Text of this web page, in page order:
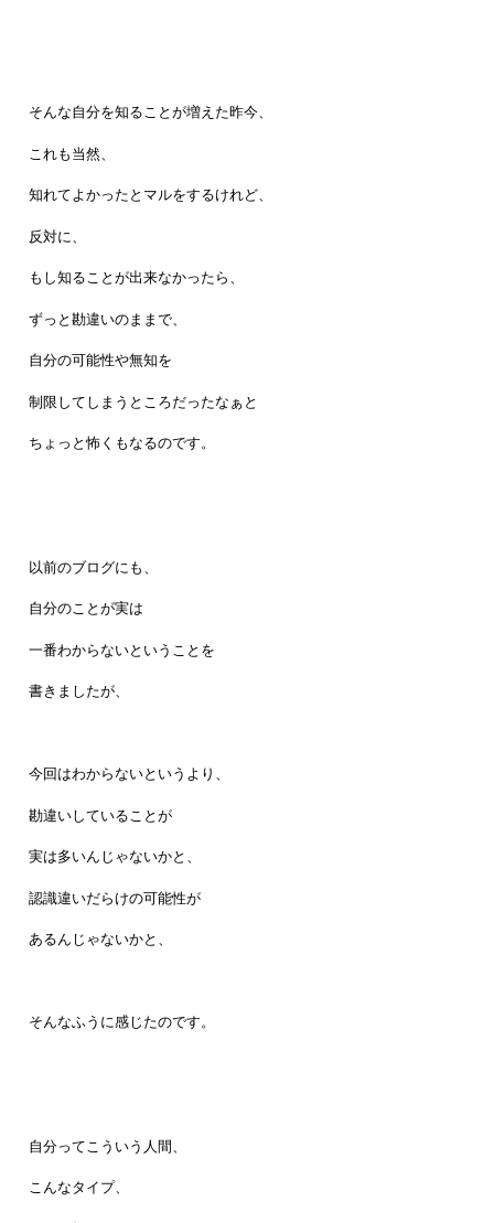
そんな自分を知ることが増えた昨今、
これも当然、
知れてよかったとマルをするけれど、
反対に、
もし知ることが出来なかったら、
ずっと勘違いのままで、
自分の可能性や無知を
制限してしまうところだったなぁと
ちょっと怖くもなるのです。
以前のブログにも、
自分のことが実は
一番わからないということを
書きましたが、
今回はわからないというより、
勘違いしていることが
実は多いんじゃないかと、
認識違いだらけの可能性が
あるんじゃないかと、
そんなふうに感じたのです。
自分ってこういう人間、
こんなタイプ、